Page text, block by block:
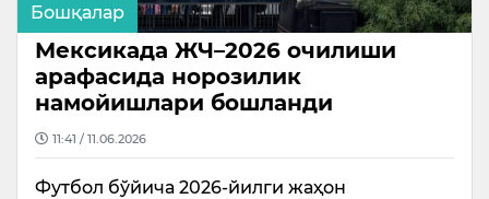
Бошқалар
Мексикада ЖЧ–2026 очилиши
арафасида норозилик
намойишлари бошланди
11:41 / 11.06.2026
Футбол бўйича 2026-йилги жаҳон